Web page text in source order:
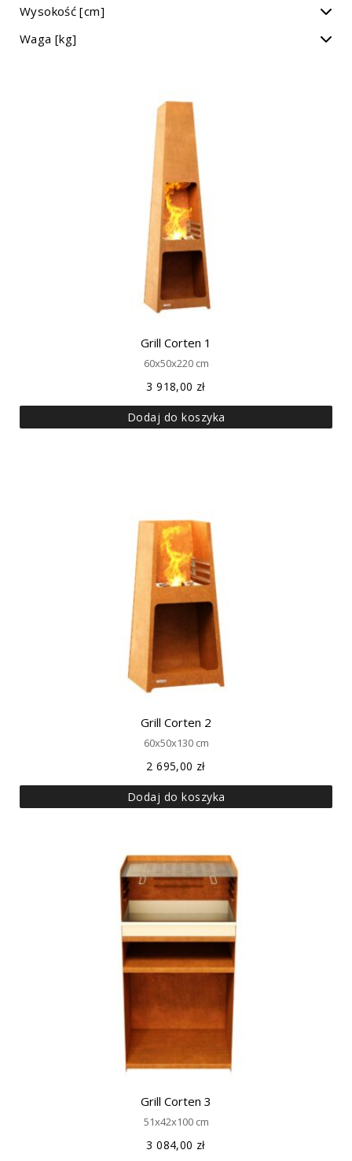
Wysokość [cm]
Waga [kg]
Grill Corten 1
60x50x220 cm
3 918,00 zł
Dodaj do koszyka
Grill Corten 2
60x50x130 cm
2 695,00 zł
Dodaj do koszyka
Grill Corten 3
51x42x100 cm
3 084,00 zł